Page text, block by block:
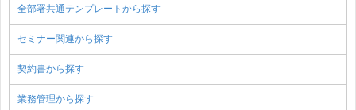
全部署共通テンプレートから探す
セミナー関連から探す
契約書から探す
業務管理から探す